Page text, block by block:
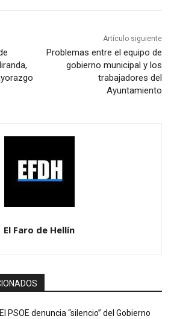
Artículo siguiente
Problemas entre el equipo de
gobierno municipal y los
trabajadores del
Ayuntamiento
El Faro de Hellín
El PSOE denuncia “silencio” del Gobierno